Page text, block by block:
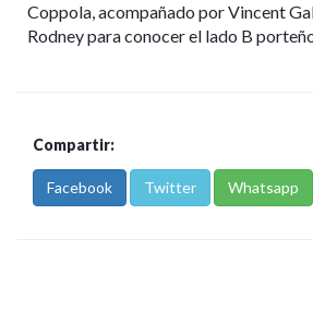
Coppola, acompañado por Vincent
Rodney para conocer el lado B
Compartir:
Facebook Twitter Whatsapp